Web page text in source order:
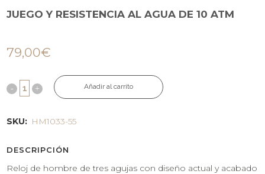
JUEGO Y RESISTENCIA AL AGUA DE 10 ATM
79,00€
Añadir al carrito
SKU: HM1033-55
DESCRIPCIÓN
Reloj de hombre de tres agujas con diseño actual y acabado